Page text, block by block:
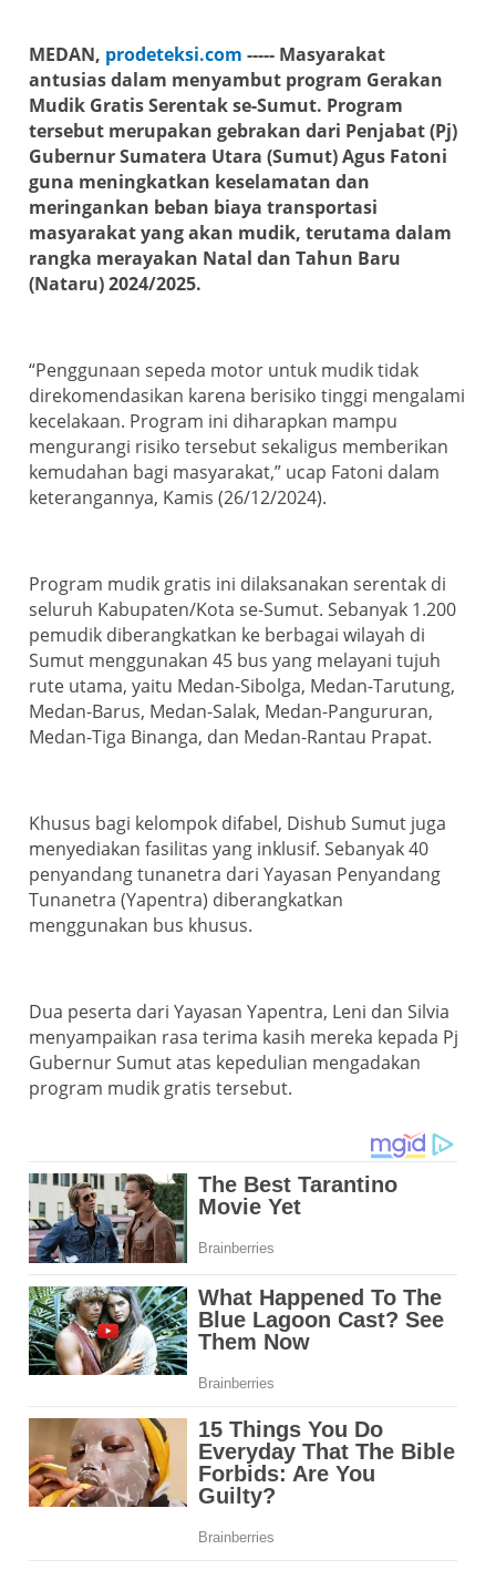
MEDAN, prodeteksi.com ----- Masyarakat
antusias dalam menyambut program Gerakan
Mudik Gratis Serentak se-Sumut. Program
tersebut merupakan gebrakan dari Penjabat (Pj)
Gubernur Sumatera Utara (Sumut) Agus Fatoni
guna meningkatkan keselamatan dan
meringankan beban biaya transportasi
masyarakat yang akan mudik, terutama dalam
rangka merayakan Natal dan Tahun Baru
(Nataru) 2024/2025.
“Penggunaan sepeda motor untuk mudik tidak
direkomendasikan karena berisiko tinggi mengalami
kecelakaan. Program ini diharapkan mampu
mengurangi risiko tersebut sekaligus memberikan
kemudahan bagi masyarakat,” ucap Fatoni dalam
keterangannya, Kamis (26/12/2024).
Program mudik gratis ini dilaksanakan serentak di
seluruh Kabupaten/Kota se-Sumut. Sebanyak 1.200
pemudik diberangkatkan ke berbagai wilayah di
Sumut menggunakan 45 bus yang melayani tujuh
rute utama, yaitu Medan-Sibolga, Medan-Tarutung,
Medan-Barus, Medan-Salak, Medan-Pangururan,
Medan-Tiga Binanga, dan Medan-Rantau Prapat.
Khusus bagi kelompok difabel, Dishub Sumut juga
menyediakan fasilitas yang inklusif. Sebanyak 40
penyandang tunanetra dari Yayasan Penyandang
Tunanetra (Yapentra) diberangkatkan
menggunakan bus khusus.
Dua peserta dari Yayasan Yapentra, Leni dan Silvia
menyampaikan rasa terima kasih mereka kepada Pj
Gubernur Sumut atas kepedulian mengadakan
program mudik gratis tersebut.